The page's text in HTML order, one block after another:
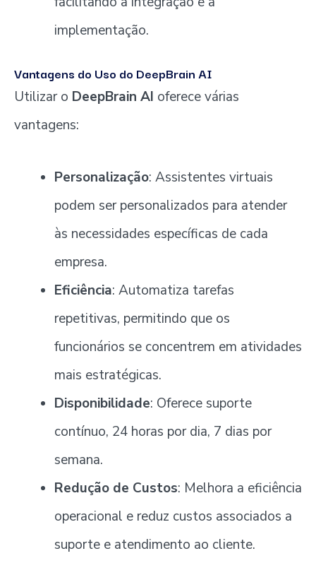
implementação.
Vantagens do Uso do DeepBrain AI
Utilizar o DeepBrain AI oferece várias
vantagens:
Personalização: Assistentes virtuais
podem ser personalizados para atender
às necessidades específicas de cada
empresa.
Eficiência: Automatiza tarefas
repetitivas, permitindo que os
funcionários se concentrem em atividades
mais estratégicas.
Disponibilidade: Oferece suporte
contínuo, 24 horas por dia, 7 dias por
semana.
Redução de Custos: Melhora a eficiência
operacional e reduz custos associados a
suporte e atendimento ao cliente.